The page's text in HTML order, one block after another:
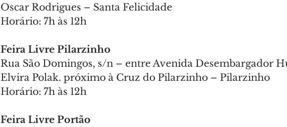
Oscar Rodrigues – Santa Felicidade
Horário: 7h às 12h
Feira Livre Pilarzinho
Rua São Domingos, s/n – entre Avenida Desembargador
Elvira Polak. próximo à Cruz do Pilarzinho – Pilarzinho
Horário: 7h às 12h
Feira Livre Portão